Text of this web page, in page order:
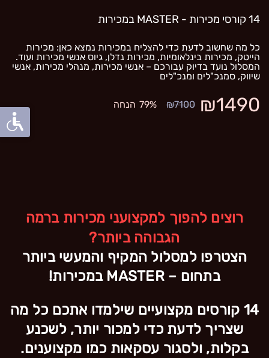
14 קורסי מכירות - MASTER במכירות
שיווק, סמנכ"לים ומנכ"לים
₪1490
₪7100
79% הנחה
רוצים להפוך למקצועני מכירות ברמה
הגבוהה ביותר?
הצטרפו למסלול המקיף והמעשי ביותר
בתחום – MASTER במכירות!
14 קורסים מקצועיים שילמדו אתכם כל מה
שצריך לדעת כדי למכור יותר, לשכנע
בקלות, ולסגור עסקאות כמו מקצוענים.